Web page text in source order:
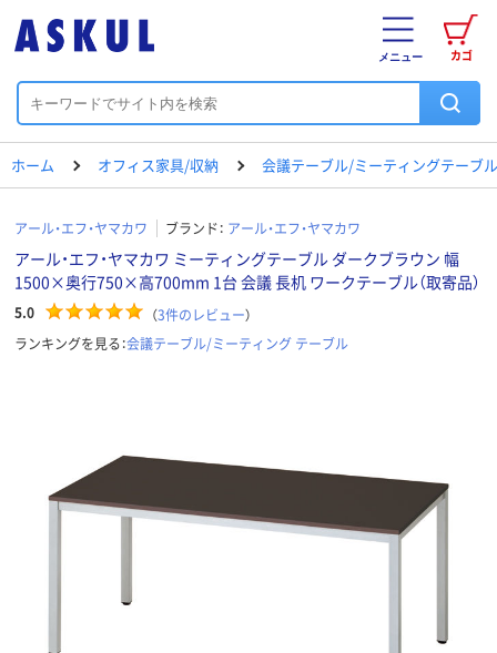
カゴ
メニュー
ホーム オフィス家具/収納 会議テーブル/ミーティングテーブル
アール・エフ・ヤマカワ ブランド： アール・エフ・ヤマカワ
アール・エフ・ヤマカワ ミーティングテーブル ダークブラウン 幅
1500×奥行750×高700mm 1台 会議 長机 ワークテーブル（取寄品）
5.0 （3件のレビュー）
ランキングを見る：会議テーブル/ミーティング テーブル